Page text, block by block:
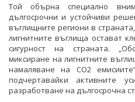
Той обърна специално
дългосрочни и устойчиви
въглищните региони в
лигнитните въглища остават
сигурност на страната.
миксиране на лигнитните
намаляване на СО2
подчертавайки активните
разработване на дългосрочна